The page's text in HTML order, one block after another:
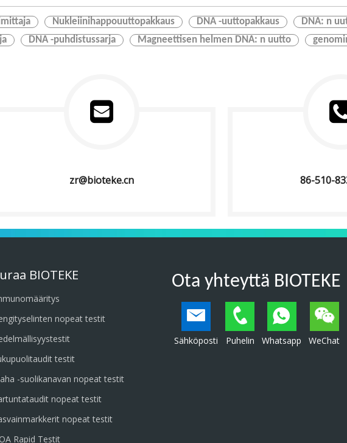
Nukleiinihappouuttopakkaus DNA -uuttopakkaus
DNA: n
DNA -puhdistussarja Magneettisen helmen DNA: n uutto
zr@bioteke.cn 86-510-
BIOTEKE
nopeat testit
testit
-suolikanavan nopeat testit
nopeat testit
nopeat testit
Rapid Testit
Ota yhteyttä BIOTEKE
Sähköposti Puhelin Whatsapp WeChat